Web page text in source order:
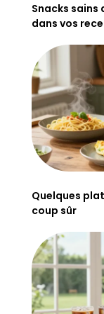
Snacks sains
dans vos
Quelques
coup sûr